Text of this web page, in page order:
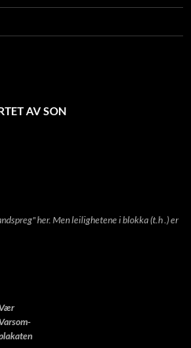
AV SON
her. Men leilighetene i blokka (t.h .) er